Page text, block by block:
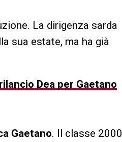
La dirigenza sarda
sua estate, ma ha già
Dea per Gaetano
Gaetano. Il classe 2000